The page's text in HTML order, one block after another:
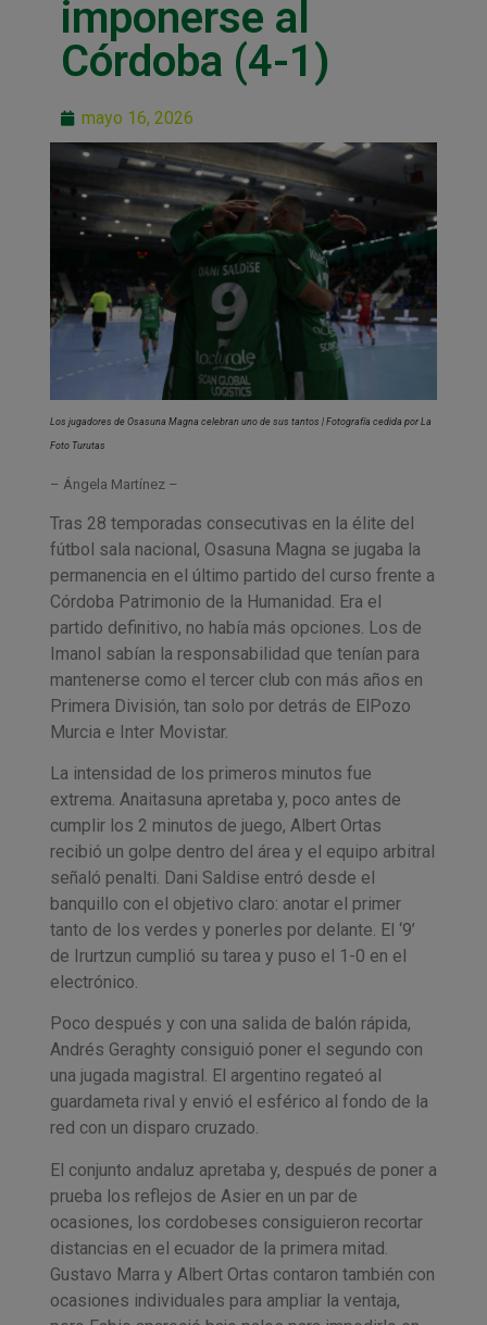
imponerse al
Córdoba (4-1)
mayo 16, 2026
Los jugadores de Osasuna Magna celebran uno de sus tantos | Fotografía cedida por La
Foto Turutas
– Ángela Martínez –
Tras 28 temporadas consecutivas en la élite del
fútbol sala nacional, Osasuna Magna se jugaba la
permanencia en el último partido del curso frente a
Córdoba Patrimonio de la Humanidad. Era el
partido definitivo, no había más opciones. Los de
Imanol sabían la responsabilidad que tenían para
mantenerse como el tercer club con más años en
Primera División, tan solo por detrás de ElPozo
Murcia e Inter Movistar.
La intensidad de los primeros minutos fue
extrema. Anaitasuna apretaba y, poco antes de
cumplir los 2 minutos de juego, Albert Ortas
recibió un golpe dentro del área y el equipo arbitral
señaló penalti. Dani Saldise entró desde el
banquillo con el objetivo claro: anotar el primer
tanto de los verdes y ponerles por delante. El ‘9’
de Irurtzun cumplió su tarea y puso el 1-0 en el
electrónico.
Poco después y con una salida de balón rápida,
Andrés Geraghty consiguió poner el segundo con
una jugada magistral. El argentino regateó al
guardameta rival y envió el esférico al fondo de la
red con un disparo cruzado.
El conjunto andaluz apretaba y, después de poner a
prueba los reflejos de Asier en un par de
ocasiones, los cordobeses consiguieron recortar
distancias en el ecuador de la primera mitad.
Gustavo Marra y Albert Ortas contaron también con
ocasiones individuales para ampliar la ventaja,